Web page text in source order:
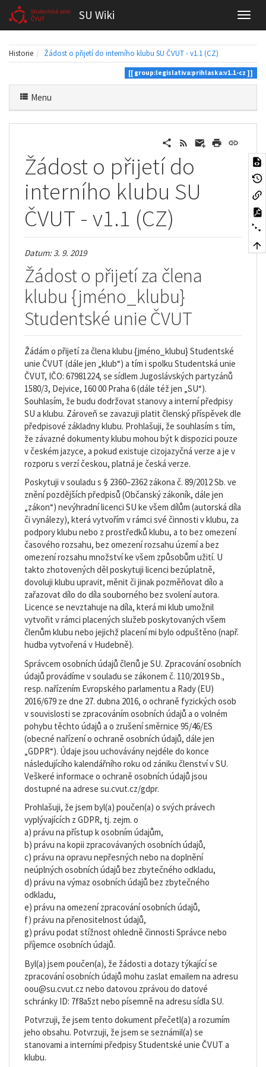
SU Wiki
Historie Žádost o přijetí do interního klubu SU ČVUT - v1.1 (CZ)
group:legislativa:prihlaska:v1.1-cz
Menu
Žádost o přijetí do
interního klubu SU
ČVUT - v1.1 (CZ)
Datum: 3. 9. 2019
Žádost o přijetí za člena
klubu {jméno_klubu}
Studentské unie ČVUT
Žádám o přijetí za člena klubu {jméno_klubu} Studentské
unie ČVUT (dále jen „klub“) a tím i spolku Studentská unie
ČVUT, IČO: 67981224, se sídlem Jugoslávských partyzánů
1580/3, Dejvice, 160 00 Praha 6 (dále též jen „SU“).
Souhlasím, že budu dodržovat stanovy a interní předpisy
SU a klubu. Zároveň se zavazuji platit členský příspěvek dle
předpisové základny klubu. Prohlašuji, že souhlasím s tím,
že závazné dokumenty klubu mohou být k dispozici pouze
v českém jazyce, a pokud existuje cizojazyčná verze a je v
rozporu s verzí českou, platná je česká verze.
Poskytuji v souladu s § 2360–2362 zákona č. 89/2012 Sb. ve
znění pozdějších předpisů (Občanský zákoník, dále jen
„zákon“) nevýhradní licenci SU ke všem dílům (autorská díla
či vynálezy), která vytvořím v rámci své činnosti v klubu, za
podpory klubu nebo z prostředků klubu, a to bez omezení
časového rozsahu, bez omezení rozsahu území a bez
omezení rozsahu množství ke všem způsobům užití. U
takto zhotovených děl poskytuji licenci bezúplatně,
dovoluji klubu upravit, měnit či jinak pozměňovat dílo a
zařazovat dílo do díla souborného bez svolení autora.
Licence se nevztahuje na díla, která mi klub umožnil
vytvořit v rámci placených služeb poskytovaných všem
členům klubu nebo jejichž placení mi bylo odpuštěno (např.
hudba vytvořená v Hudebně).
Správcem osobních údajů členů je SU. Zpracování osobních
údajů provádíme v souladu se zákonem č. 110/2019 Sb.,
resp. nařízením Evropského parlamentu a Rady (EU)
2016/679 ze dne 27. dubna 2016, o ochraně fyzických osob
v souvislosti se zpracováním osobních údajů a o volném
pohybu těchto údajů a o zrušení směrnice 95/46/ES
(obecné nařízení o ochraně osobních údajů, dále jen
„GDPR“). Údaje jsou uchovávány nejdéle do konce
následujícího kalendářního roku od zániku členství v SU.
Veškeré informace o ochraně osobních údajů jsou
dostupné na adrese su.cvut.cz/gdpr.
Prohlašuji, že jsem byl(a) poučen(a) o svých právech
vyplývajících z GDPR, tj. zejm. o
a) právu na přístup k osobním údajům,
b) právu na kopii zpracovávaných osobních údajů,
c) právu na opravu nepřesných nebo na doplnění
neúplných osobních údajů bez zbytečného odkladu,
d) právu na výmaz osobních údajů bez zbytečného
odkladu,
e) právu na omezení zpracování osobních údajů,
f) právu na přenositelnost údajů,
g) právu podat stížnost ohledně činnosti Správce nebo
příjemce osobních údajů.
Byl(a) jsem poučen(a), že žádosti a dotazy týkající se
zpracování osobních údajů mohu zaslat emailem na adresu
oou@su.cvut.cz nebo datovou zprávou do datové
schránky ID: 7f8a5zt nebo písemně na adresu sídla SU.
Potvrzuji, že jsem tento dokument přečetl(a) a rozumím
jeho obsahu. Potvrzuji, že jsem se seznámil(a) se
stanovami a interními předpisy Studentské unie ČVUT a
klubu.